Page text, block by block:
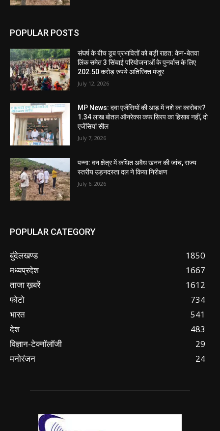
POPULAR POSTS
संघर्ष के बीच डूब प्रभावितों को बड़ी राहत: केन-बेतवा
लिंक समेत 3 सिंचाई परियोजनाओं के पुनर्वास के लिए
202.50 करोड़ रुपये अतिरिक्त मंजूर
July 12, 2026
MP News: दवा एजेंसियों की आड़ में नशे का कारोबार?
1.34 लाख बोतल ऑनरेक्स कफ सिरप का हिसाब नहीं, दो
एजेंसियां सील
July 7, 2026
पन्ना: वन क्षेत्र में कथित अवैध खनन की जांच, राज्य
स्तरीय उड़नदस्ता दल ने किया निरीक्षण
July 6, 2026
POPULAR CATEGORY
बुंदेलखण्ड
1850
मध्यप्रदेश
1667
ताजा ख़बरें
1612
फोटो
734
भारत
541
देश
483
विज्ञान-टेक्नॉलॉजी
29
मनोरंजन
24